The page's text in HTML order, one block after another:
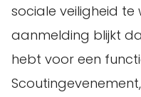
sociale veiligheid te
aanmelding blijkt
hebt voor een